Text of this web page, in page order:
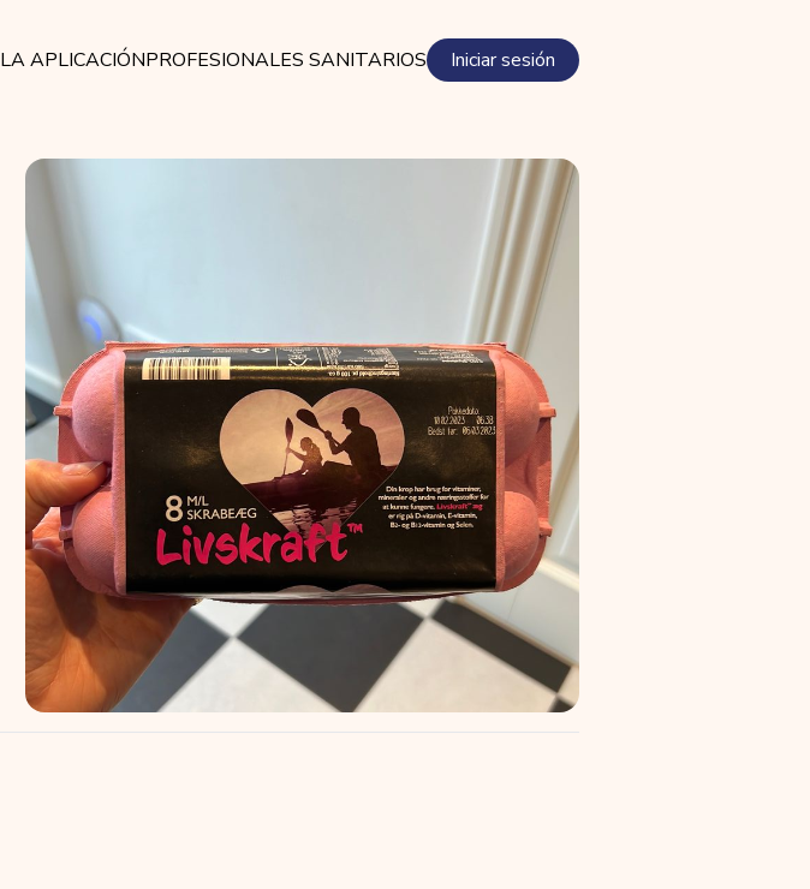
LA APLICACIÓNPROFESIONALES SANITARIOS Iniciar sesión